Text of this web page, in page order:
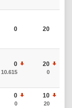
0 20
0
10.615
20
0
0
0
10
20